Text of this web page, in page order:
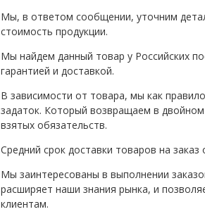
Мы, в ответом сообщении, уточним
стоимость продукции.
Мы найдем данный товар у Российских
гарантией и доставкой.
В зависимости от товара, мы как
задаток. Который возвращаем в
взятых обязательств.
Средний срок доставки товаров на заказ
Мы заинтересованы в выполнении
расширяет наши знания рынка, и
клиентам.